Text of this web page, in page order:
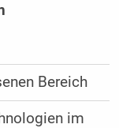
Bereich
im